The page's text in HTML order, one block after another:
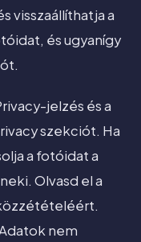
visszaállíthatja a
és ugyanígy
jelzés és a
szekciót. Ha
a fotóidat a
Olvasd el a
nem